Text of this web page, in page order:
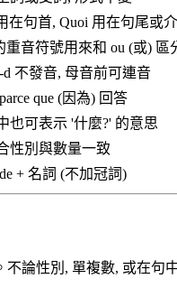
在句首, Quoi 用在句尾或
重音符號用來和 ou (或) 區
d 不發音, 母音前可連音
que (因為) 回答
也可表示 '什麼?' 的意思
性別與數量一致
+ 名詞 (不加冠詞)
論性別, 單複數, 或在句